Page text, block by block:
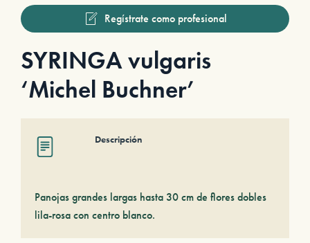
Regístrate como profesional
SYRINGA vulgaris
‘Michel Buchner’
Descripción
Panojas grandes largas hasta 30 cm de flores dobles
lila-rosa con centro blanco.